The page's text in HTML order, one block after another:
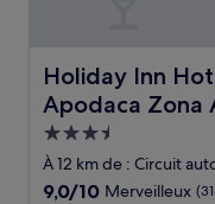
Holiday Inn
Apodaca Zona
Holiday Inn Hotel
Hébergement
3.5 étoiles
À 12 km de : Circuit
9.0
9,0/10 Merveilleux